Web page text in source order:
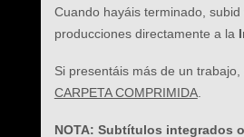
Cuando hayáis terminado, subid
producciones directamente a la
Si presentáis más de un trabajo,
CARPETA COMPRIMIDA.
NOTA: Subtítulos integrados